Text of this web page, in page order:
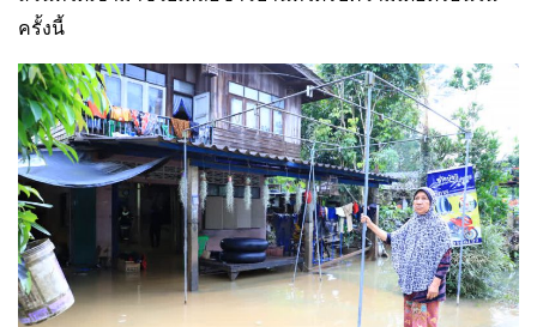
ครั้งนี้